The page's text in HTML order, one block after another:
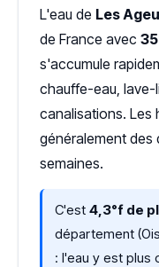
L'eau de Les
de France avec
s'accumule
chauffe-eau,
canalisations.
généralement des
semaines.
C'est 4,3°f de
département
: l'eau y est plus